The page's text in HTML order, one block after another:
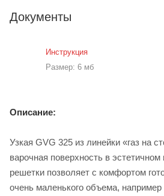
Документы
Инструкция
Размер: 6 мб
Описание:
Узкая GVG 325 из линейки «газ на
варочная поверхность в
решетки позволяет с комфортом
очень маленького объема, например